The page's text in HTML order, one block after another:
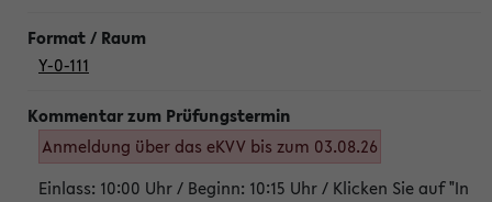
Y-0-111
Anmeldung über das eKVV bis zum 03.08.26
Einlass: 10:00 Uhr / Beginn: 10:15 Uhr / Klicken Sie auf "In